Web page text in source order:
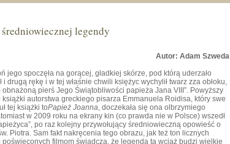
legendy
Autor: Adam Szweda
jego spoczęła na gorącej, gładkiej skórze, pod którą uderzało
drugą rękę i w tej właśnie chwili księżyc wychylił twarz zza obłoku,
pierś Jego Świątobliwości papieża Jana VIII”. Powyższy
autorstwa greckiego pisarza Emmanuela Roidisa, który swe
tej książki toPapież Joanna, doczekała się ona olbrzymiego
w 2009 roku na ekrany kin (co prawda nie w Polsce) wszedł
po raz kolejny przywołujący średniowieczną opowieść o
Piotra. Sam fakt nakręcenia tego obrazu, jak też ton licznych
filmom świadczą, że legenda ta wciąż budzi wielkie